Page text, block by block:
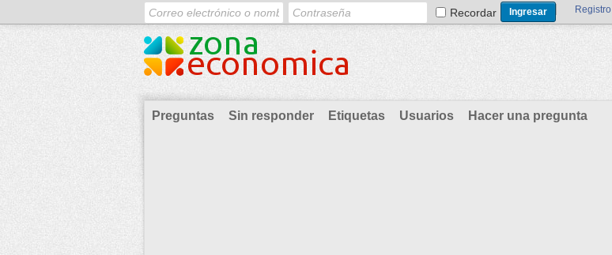
Recordar Registro
Preguntas Sin responder Etiquetas Usuarios Hacer una pregunta